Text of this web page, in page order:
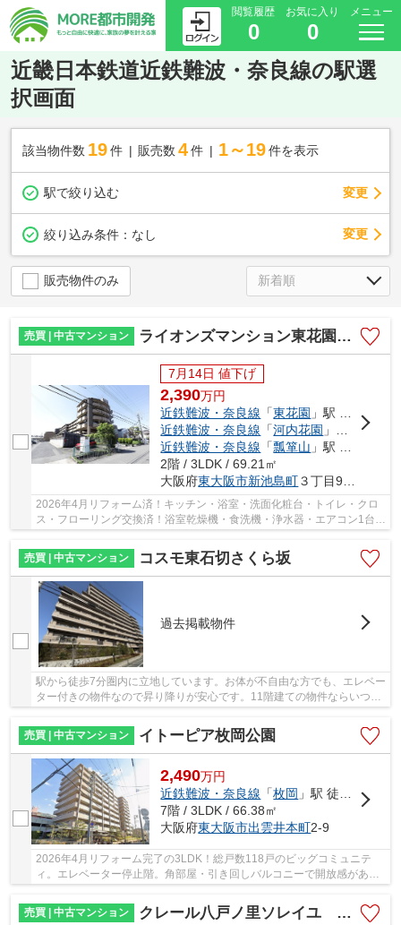
閲覧履歴
0
お気に入り
0
メニュー
近畿日本鉄道近鉄難波・奈良線の駅選
択画面
該当物件数 19件 販売数 4 件 1～19 件を表示
駅で絞り込む 変更
絞り込み条件： なし 変更
販売物件のみ
売買 | 中古マンション ライオンズマンション東花園 池島学区 近鉄東花園駅
7月14日 値下げ
2,390万円
近鉄難波・奈良線 「東花園 」駅 徒歩13分
近鉄難波・奈良線 「河内花園 」駅 徒歩18分
近鉄難波・奈良線 「瓢箪山 」駅 徒歩23分
2階 / 3LDK / 69.21㎡
大阪府東大阪市新池島町３丁目9-37
2026年4月リフォーム済！キッチン・浴室・洗面化粧台・トイレ・クロ
ス・フローリング交換済！浴室乾燥機・食洗機・浄水器・エアコン1台
売買 | 中古マンション
コスモ東石切さくら坂
過去掲載物件
駅から徒歩7分圏内に立地しています。お体が不自由な方でも、エレベー
ター付きの物件なので昇り降りが安心です。11階建ての物件ならいつで
売買 | 中古マンション
イトーピア枚岡公園
2,490万円
近鉄難波・奈良線 「枚岡 」駅 徒歩4分
7階 / 3LDK / 66.38㎡
大阪府東大阪市出雲井本町2-9
2026年4月リフォーム完了の3LDK！総戸数118戸のビッグコミュニテ
ィ。エレベーター停止階。角部屋・引き回しバルコニーで開放感があり
ます！アフターサービス保証付。枚岡東小学校区。
売買 | 中古マンション
クレール八戸ノ里ソレイユ 意岐部小学校区 近鉄八戸ノ里駅